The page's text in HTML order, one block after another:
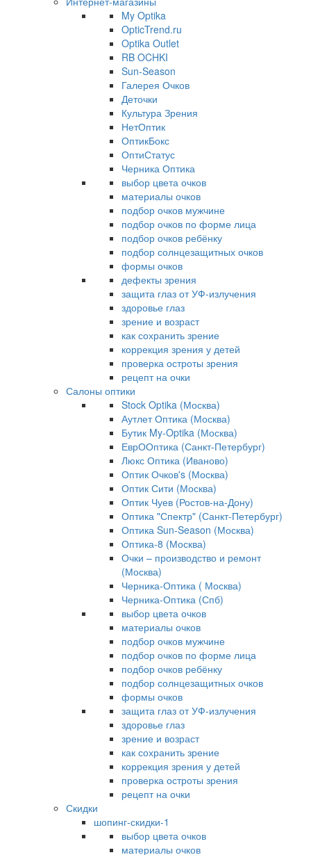
My Optika
OpticTrend.ru
Optika Outlet
RB OCHKI
Sun-Season
Галерея Очков
Деточки
Культура Зрения
НетОптик
ОптикБокс
ОптиСтатус
Черника Оптика
выбор цвета очков
материалы очков
подбор очков мужчине
подбор очков по форме лица
подбор очков ребёнку
подбор солнцезащитных очков
формы очков
дефекты зрения
защита глаз от УФ-излучения
здоровье глаз
зрение и возраст
как сохранить зрение
коррекция зрения у детей
проверка остроты зрения
рецепт на очки
Салоны оптики
Stock Optika (Москва)
Аутлет Оптика (Москва)
Бутик My-Optika (Москва)
ЕврООптика (Санкт-Петербург)
Люкс Оптика (Иваново)
Оптик Очков's (Москва)
Оптик Сити (Москва)
Оптик Чуев (Ростов-на-Дону)
Оптика "Спектр" (Санкт-Петербург)
Оптика Sun-Season (Москва)
Оптика-8 (Москва)
Очки – производство и ремонт
(Москва)
Черника-Оптика ( Москва)
Черника-Оптика (Спб)
выбор цвета очков
материалы очков
подбор очков мужчине
подбор очков по форме лица
подбор очков ребёнку
подбор солнцезащитных очков
формы очков
защита глаз от УФ-излучения
здоровье глаз
зрение и возраст
как сохранить зрение
коррекция зрения у детей
проверка остроты зрения
рецепт на очки
Скидки
шопинг-скидки-1
выбор цвета очков
материалы очков